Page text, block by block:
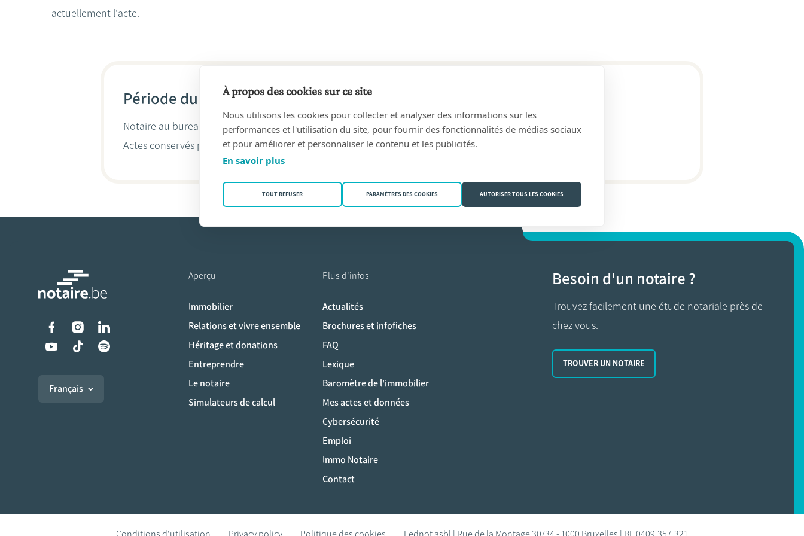
actuellement l'acte.
Période du 12/02/1999 au aujourd'hui
Notaire au bureau Delmotte, Pierre (4000 Liège (Rocourt))
Actes conservés par
Pierre Delmotte
Liens vers les réseaux sociaux
Français
Aperçu
Immobilier
Relations et vivre ensemble
Héritage et donations
Entreprendre
Le notaire
Simulateurs de calcul
Plus d'infos
Actualités
Brochures et infofiches
FAQ
Lexique
Baromètre de l'immobilier
Mes actes et données
Cybersécurité
Emploi
Immo Notaire
Contact
Besoin d'un notaire ?
Trouvez facilement une étude notariale près de
chez vous.
TROUVER UN NOTAIRE
À propos des cookies sur ce site
Nous utilisons les cookies pour collecter et analyser des informations sur les
performances et l'utilisation du site, pour fournir des fonctionnalités de médias sociaux
et pour améliorer et personnaliser le contenu et les publicités.
En savoir plus
TOUT REFUSER PARAMÈTRES DES COOKIES AUTORISER TOUS LES COOKIES